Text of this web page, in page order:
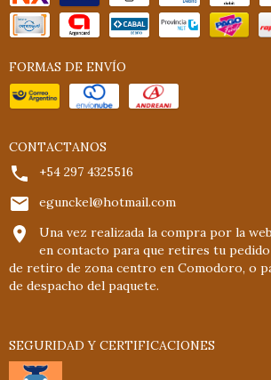
FORMAS DE ENVÍO
CONTACTANOS
+54 297 4325516
egunckel@hotmail.com
Una vez realizada la compra por la
en contacto para que retires tu
de retiro de zona centro en Comodoro, o
de despacho del paquete.
SEGURIDAD Y CERTIFICACIONES